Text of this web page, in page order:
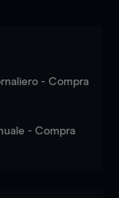
- Compra
- Compra